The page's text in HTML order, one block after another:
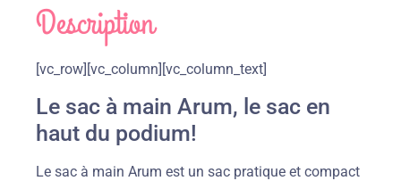
Description
[vc_row][vc_column][vc_column_text]
Le sac à main Arum, le sac en
haut du podium!
Le sac à main Arum est un sac pratique et compact